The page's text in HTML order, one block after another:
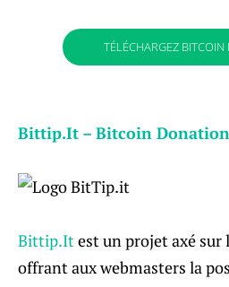
TÉLÉCHARGEZ BITCOIN
Bittip.It – Bitcoin
Bittip.Itest un projet axé sur
offrant aux webmasters la